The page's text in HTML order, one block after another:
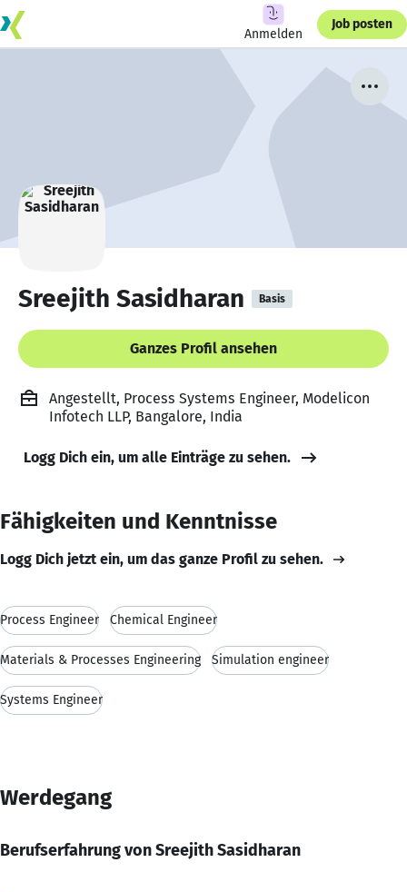
Anmelden
Job posten
Sreejith Sasidharan Basis
Ganzes Profil ansehen
Angestellt, Process Systems Engineer, Modelicon
Infotech LLP, Bangalore, India
Logg Dich ein, um alle Einträge zu sehen.
Fähigkeiten und Kenntnisse
Logg Dich jetzt ein, um das ganze Profil zu sehen.
Process Engineer Chemical Engineer
Materials & Processes Engineering Simulation engineer
Systems Engineer
Werdegang
Berufserfahrung von Sreejith Sasidharan